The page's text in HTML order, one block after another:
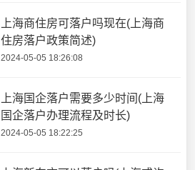
上海商住房可落户吗现在(上海商
住房落户政策简述)
2024-05-05 18:26:08
上海国企落户需要多少时间(上海
国企落户办理流程及时长)
2024-05-05 18:22:25